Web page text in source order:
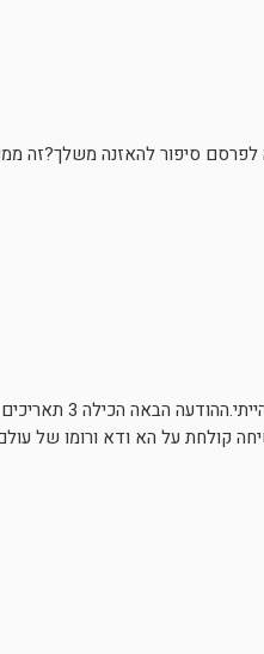
סיפור להאזנה משלך?זה
״מתי לאחרונה היית
קולחת על הא ודא ורומו של